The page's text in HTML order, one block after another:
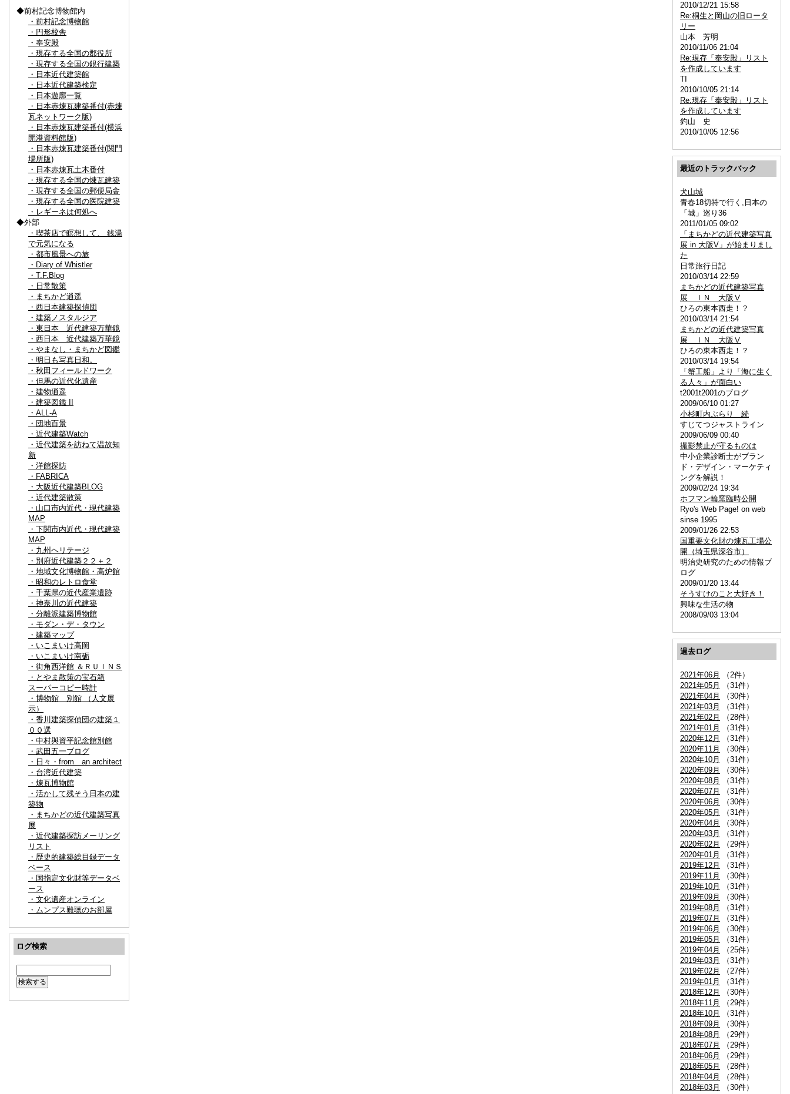
◆前村記念博物館内
・前村記念博物館
・円形校舎
・奉安殿
・現存する全国の郡役所
・現存する全国の銀行建築
・日本近代建築館
・日本近代建築検定
・日本遊廓一覧
・日本赤煉瓦建築番付(赤煉
瓦ネットワーク版)
・日本赤煉瓦建築番付(横浜
開港資料館版)
・日本赤煉瓦建築番付(関門
場所版)
・日本赤煉瓦土木番付
・現存する全国の煉瓦建築
・現存する全国の郵便局舎
・現存する全国の医院建築
・レギーネは何処へ
◆外部
・喫茶店で瞑想して、 銭湯
で元気になる
・都市風景への旅
・Diary of Whistler
・T.F.Blog
・日常散策
・まちかど逍遥
・西日本建築探偵団
・建築ノスタルジア
・東日本 近代建築万華鏡
・西日本 近代建築万華鏡
・やまなし・まちかど図鑑
・明日も写真日和。
・秋田フィールドワーク
・但馬の近代化遺産
・建物逍遥
・建築図鑑 II
・ALL-A
・団地百景
・近代建築Watch
・近代建築を訪ねて温故知
新
・洋館探訪
・FABRICA
・大阪近代建築BLOG
・近代建築散策
・山口市内近代・現代建築
MAP
・下関市内近代・現代建築
MAP
・九州ヘリテージ
・別府近代建築２２＋２
・地域文化博物館・高炉館
・昭和のレトロ食堂
・千葉県の近代産業遺跡
・神奈川の近代建築
・分離派建築博物館
・モダン・デ・タウン
・建築マップ
・いこまいけ高岡
・いこまいけ南砺
・街角西洋館 ＆ＲＵＩＮＳ
・とやま散策の宝石箱
スーパーコピー時計
・博物館 別館 （人文展
示）
・香川建築探偵団の建築１
００選
・中村與資平記念館別館
・武田五一ブログ
・日々・from an architect
・台湾近代建築
・煉瓦博物館
・活かして残そう日本の建
築物
・まちかどの近代建築写真
展
・近代建築探訪メーリング
リスト
・歴史的建築総目録データ
ベース
・国指定文化財等データベ
ース
・文化遺産オンライン
・ムンプス難聴のお部屋
ログ検索
2010/12/21 15:58
Re:桐生と岡山の旧ロータ
リー
山本 芳明
2010/11/06 21:04
Re:現存「奉安殿」リスト
を作成しています
TI
2010/10/05 21:14
Re:現存「奉安殿」リスト
を作成しています
釣山 史
2010/10/05 12:56
最近のトラックバック
犬山城
青春18切符で行く,日本の
「城」巡り36
2011/01/05 09:02
「まちかどの近代建築写真
展 in 大阪V」が始まりまし
た
日常旅行日記
2010/03/14 22:59
まちかどの近代建築写真
展 ＩＮ 大阪Ⅴ
ひろの東本西走！？
2010/03/14 21:54
まちかどの近代建築写真
展 ＩＮ 大阪Ⅴ
ひろの東本西走！？
2010/03/14 19:54
「蟹工船」より「海に生く
る人々」が面白い
t2001t2001のブログ
2009/06/10 01:27
小杉町内ぶらり 続
すじてつジャストライン
2009/06/09 00:40
撮影禁止が守るものは
中小企業診断士がブラン
ド・デザイン・マーケティ
ングを解説！
2009/02/24 19:34
ホフマン輪窯臨時公開
Ryo's Web Page! on web
sinse 1995
2009/01/26 22:53
国重要文化財の煉瓦工場公
開（埼玉県深谷市）
明治史研究のための情報ブ
ログ
2009/01/20 13:44
そうすけのこと大好き！
興味な生活の物
2008/09/03 13:04
過去ログ
2021年06月
（2件）
2021年05月
（31件）
2021年04月
（30件）
2021年03月
（31件）
2021年02月
（28件）
2021年01月
（31件）
2020年12月
（31件）
2020年11月
（30件）
2020年10月
（31件）
2020年09月
（30件）
2020年08月
（31件）
2020年07月
（31件）
2020年06月
（30件）
2020年05月
（31件）
2020年04月
（30件）
2020年03月
（31件）
2020年02月
（29件）
2020年01月
（31件）
2019年12月
（31件）
2019年11月
（30件）
2019年10月
（31件）
2019年09月
（30件）
2019年08月
（31件）
2019年07月
（31件）
2019年06月
（30件）
2019年05月
（31件）
2019年04月
（25件）
2019年03月
（31件）
2019年02月
（27件）
2019年01月
（31件）
2018年12月
（30件）
2018年11月
（29件）
2018年10月
（31件）
2018年09月
（30件）
2018年08月
（29件）
2018年07月
（29件）
2018年06月
（29件）
2018年05月
（28件）
2018年04月
（28件）
2018年03月
（30件）